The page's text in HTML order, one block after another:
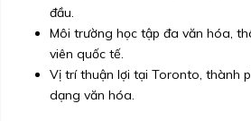
đầu.
Môi trường học tập đa văn hóa,
viên quốc tế.
Vị trí thuận lợi tại Toronto, thành
dạng văn hóa.